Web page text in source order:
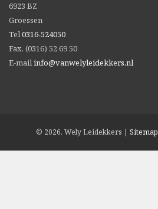
6923 BZ
Groessen
Tel0316-524050
Fax. (0316) 52 69 50
E-mailinfo@vanwelyleidekkers.nl
© 2026. Wely Leidekkers | Sitemap